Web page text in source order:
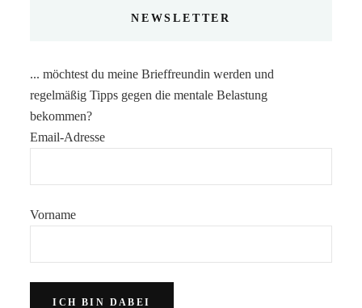
NEWSLETTER
... möchtest du meine Brieffreundin werden und
regelmäßig Tipps gegen die mentale Belastung
bekommen?
Email-Adresse
Vorname